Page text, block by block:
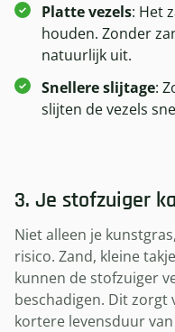
Platte vezels: Het
houden. Zonder
natuurlijk uit.
Snellere slijtage:
slijten de vezels
3. Je stofzuiger
Niet alleen je
risico. Zand, kleine
kunnen de stofzuiger
beschadigen. Dit
kortere levensduur